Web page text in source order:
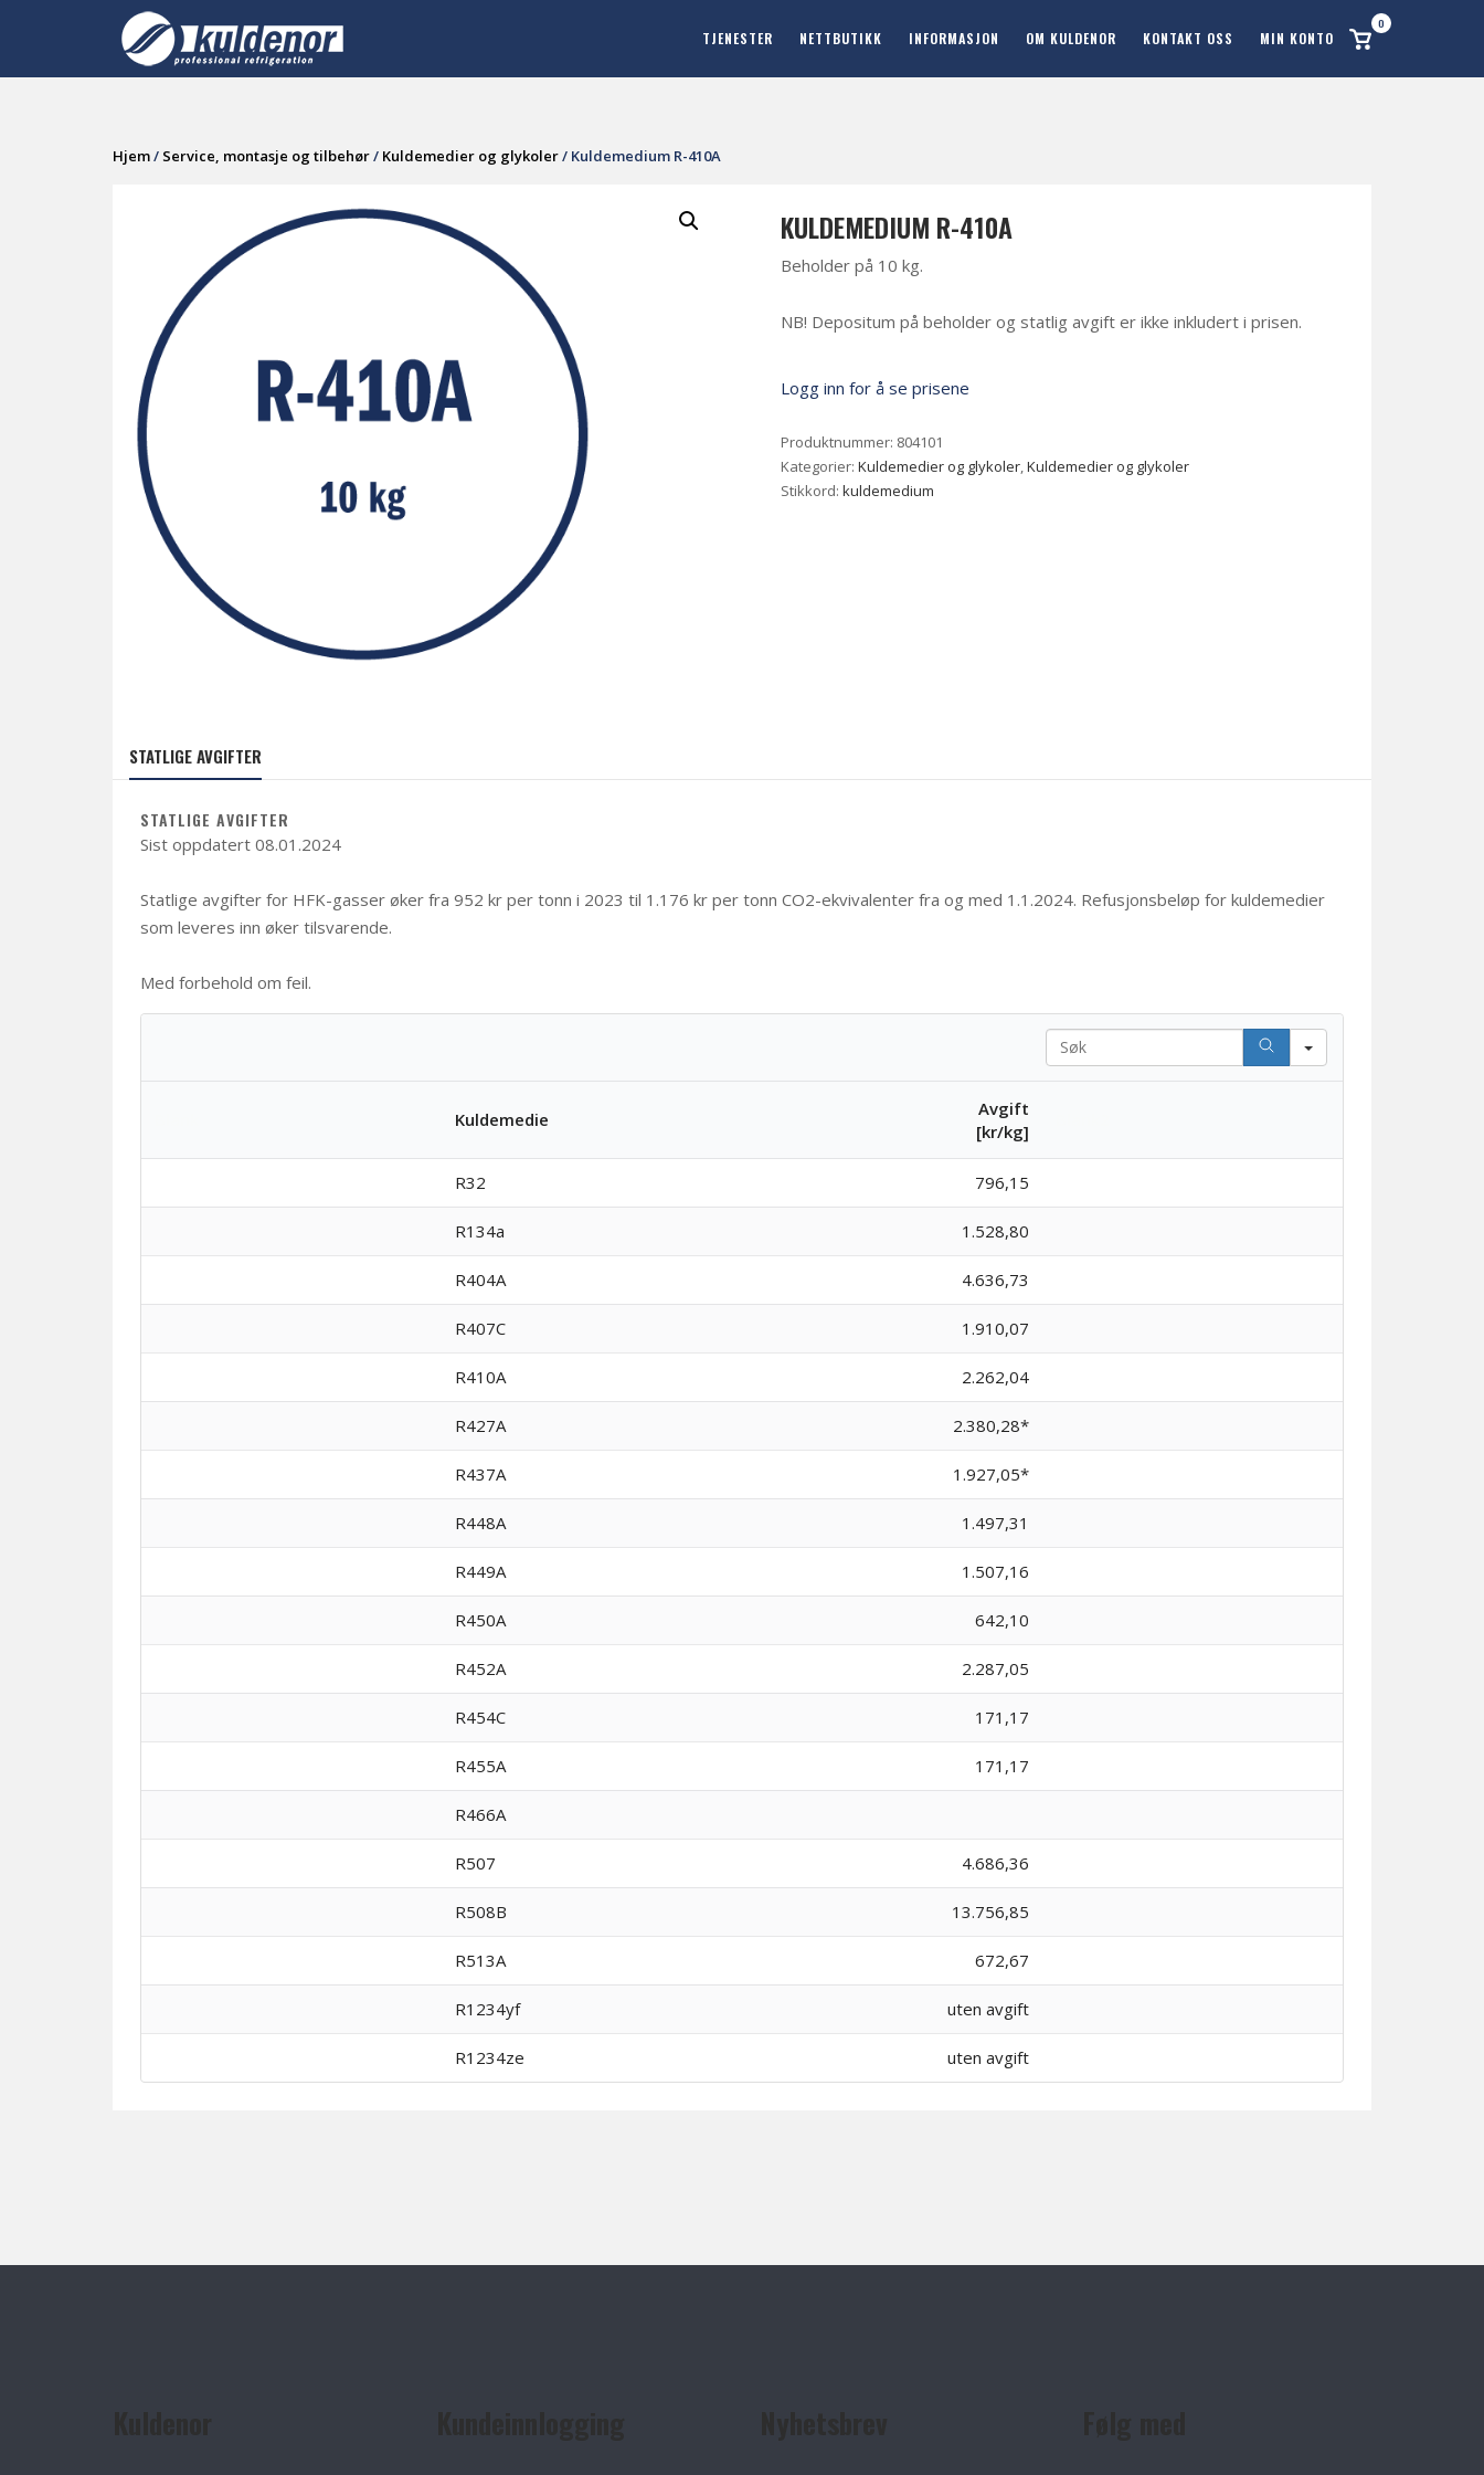
TJENESTER NETTBUTIKK INFORMASJON OM KULDENOR KONTAKT OSS MIN KONTO
Se 0
Hjem/ Service, montasje og tilbehør/ Kuldemedier og glykoler/ Kuldemedium R-410A
KULDEMEDIUM R-410A
Beholder på 10 kg.
NB! Depositum på beholder og statlig avgift er ikke inkludert i prisen.
Logg inn for å se prisene
Produktnummer: 804101
Kategorier:Kuldemedier og glykoler,Kuldemedier og glykoler
Stikkord:kuldemedium
STATLIGE AVGIFTER
STATLIGE AVGIFTER
Sist oppdatert 08.01.2024
Statlige avgifter for HFK-gasser øker fra 952 kr per tonn i 2023 til 1.176 kr per tonn CO2-ekvivalenter fra og med 1.1.2024. Refusjonsbeløp for kuldemedier
som leveres inn øker tilsvarende.
Med forbehold om feil.
Search
Kuldemedie
Avgift
[kr/kg]
R32 796,15
R134a 1.528,80
R404A 4.636,73
R407C 1.910,07
R410A 2.262,04
R427A 2.380,28*
R437A 1.927,05*
R448A 1.497,31
R449A 1.507,16
R450A 642,10
R452A 2.287,05
R454C 171,17
R455A 171,17
R466A
R507 4.686,36
R508B 13.756,85
R513A 672,67
R1234yf uten avgift
R1234ze uten avgift